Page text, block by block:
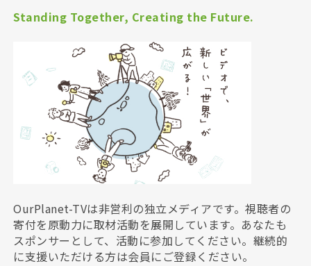
Standing Together, Creating the Future.
OurPlanet-TVは非営利の独立メディアです。視聴者の
寄付を原動力に取材活動を展開しています。あなたも
スポンサーとして、活動に参加してください。継続的
に支援いただける方は会員にご登録ください。